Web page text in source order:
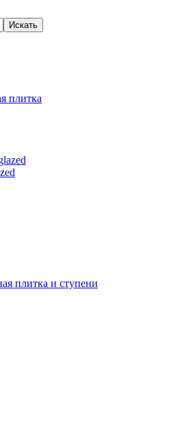
Искать
плитка
плитка и ступени